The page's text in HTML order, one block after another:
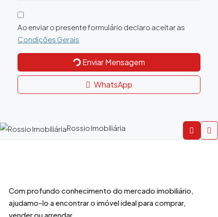
Ao enviar o presente formulário declaro aceitar as
Condições Gerais
Enviar Mensagem
WhatsApp
Rossio Imobiliária
Com profundo conhecimento do mercado imobiliário,
ajudamo-lo a encontrar o imóvel ideal para comprar,
vender ou arrendar.